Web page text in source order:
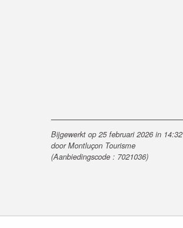
Bijgewerkt op 25 februari 2026 in 14:32
door Montluçon Tourisme
(Aanbiedingscode : 7021036)